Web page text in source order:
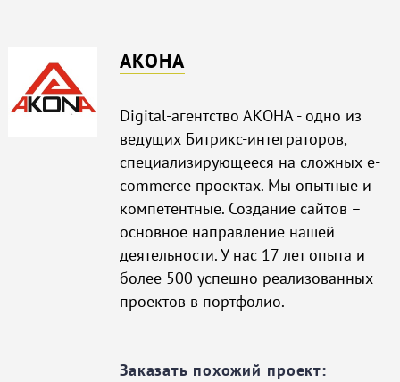
АКОНА
Digital-агентство АКОНА - одно из
ведущих Битрикс-интеграторов,
специализирующееся на сложных e-
commerce проектах. Мы опытные и
компетентные. Создание сайтов –
основное направление нашей
деятельности. У нас 17 лет опыта и
более 500 успешно реализованных
проектов в портфолио.
Заказать похожий проект: